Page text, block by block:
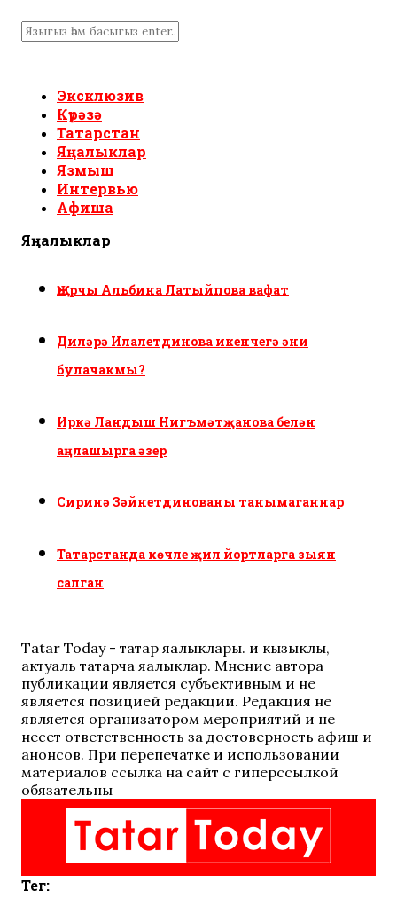
Эксклюзив
Күрәзә
Татарстан
Яңалыклар
Язмыш
Интервью
Афиша
Яңалыклар
Җырчы Альбина Латыйпова вафат
Диләрә Илалетдинова икенчегә әни
булачакмы?
Иркә Ландыш Нигъмәтҗанова белән
аңлашырга әзер
Сиринә Зәйнетдинованы танымаганнар
Татарстанда көчле җил йортларга зыян
салган
Tatar Today - татар яңалыклары. иң кызыклы,
актуаль татарча яңалыклар. Мнение автора
публикации является субъективным и не
является позицией редакции. Редакция не
является организатором мероприятий и не
несет ответственность за достоверность афиш и
анонсов. При перепечатке и использовании
материалов ссылка на сайт с гиперссылкой
обязательны
Тег: